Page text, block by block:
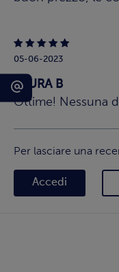
05-06-2023
LAURA B
Ottime! Nessuna
Per lasciare una
Accedi